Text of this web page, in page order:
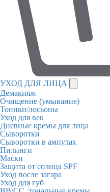
УХОД ДЛЯ ЛИЦА
Демакияж
Очищение (умывание)
Тоники/лосьоны
Уход для век
Дневные кремы для лица
Сыворотки
Сыворотки в ампулах
Пилинги
Маски
Защита от солнца SPF
Уход после загара
Уход для губ